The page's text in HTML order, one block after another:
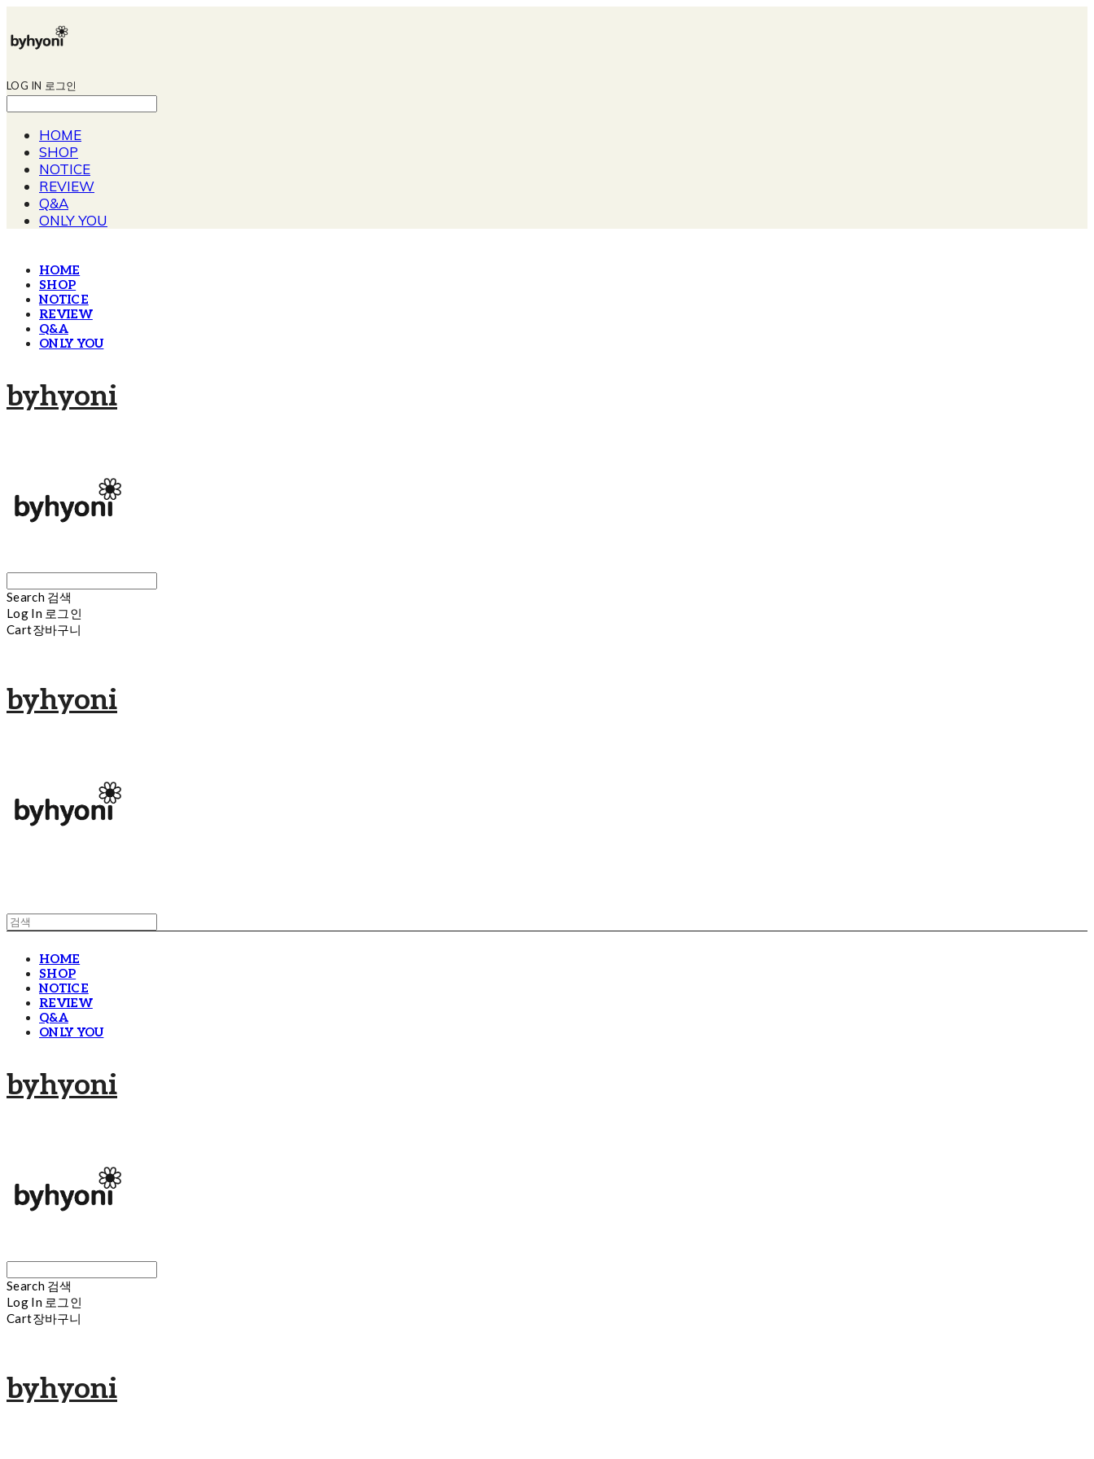
LOG IN 로그인
HOME
SHOP
NOTICE
REVIEW
Q&A
ONLY YOU
HOME
SHOP
NOTICE
REVIEW
Q&A
ONLY YOU
byhyoni
Search 검색
Log In 로그인
Cart장바구니
byhyoni
HOME
SHOP
NOTICE
REVIEW
Q&A
ONLY YOU
byhyoni
Search 검색
Log In 로그인
Cart장바구니
byhyoni